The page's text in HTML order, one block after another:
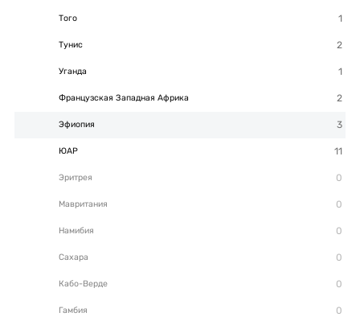
Того
Тунис
Уганда
Французская Западная Африка
Эфиопия
ЮАР
Эритрея
Мавритания
Намибия
Сахара
Кабо-Верде
Гамбия